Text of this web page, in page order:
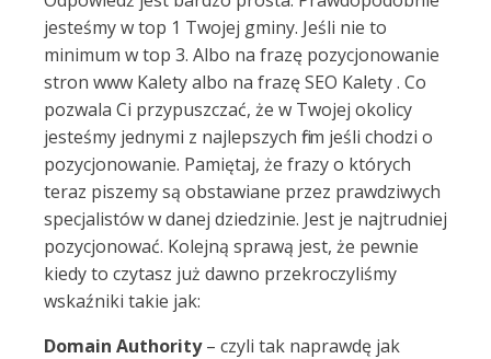
jesteśmy w top 1 Twojej gminy. Jeśli nie to
minimum w top 3. Albo na frazę pozycjonowanie
stron www Kalety albo na frazę SEO Kalety . Co
pozwala Ci przypuszczać, że w Twojej okolicy
jesteśmy jednymi z najlepszych firm jeśli chodzi o
pozycjonowanie. Pamiętaj, że frazy o których
teraz piszemy są obstawiane przez prawdziwych
specjalistów w danej dziedzinie. Jest je najtrudniej
pozycjonować. Kolejną sprawą jest, że pewnie
kiedy to czytasz już dawno przekroczyliśmy
wskaźniki takie jak:
Domain Authority– czyli tak naprawdę jak